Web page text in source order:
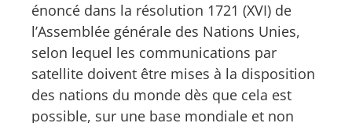
énoncé dans la résolution 1721 (XVI) de
l’Assemblée générale des Nations Unies,
selon lequel les communications par
satellite doivent être mises à la disposition
des nations du monde dès que cela est
possible, sur une base mondiale et non